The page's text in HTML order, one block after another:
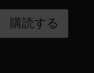
購読する